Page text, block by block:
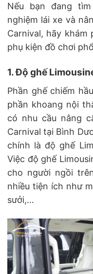
Nếu bạn đang
nghiệm lái xe và
Carnival, hãy khám
phụ kiện đồ chơi
1. Độ ghế
Phần ghế chiếm
phần khoang nội
có nhu cầu nâng
Carnival tại Bình
chính là độ ghế
Việc độ ghế
cho người ngồi
nhiều tiện ích như
sưởi,…